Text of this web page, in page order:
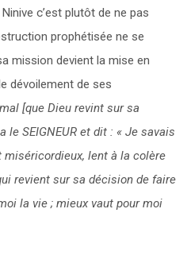
c’est plutôt de ne pas
prophétisée ne se
mission devient la mise en
dévoilement de ses
[que Dieu revint sur sa
SEIGNEUR et dit : « Je savais
miséricordieux, lent à la colère
revient sur sa décision de faire
la vie ; mieux vaut pour moi